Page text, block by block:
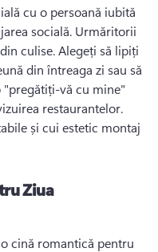
cu o persoană iubită
socială. Urmăritorii
culise. Alegeți să lipiți
din întreaga zi sau să
"pregătiți-vă cu mine"
și cui estetic montaj
Ziua
cină romantică pentru